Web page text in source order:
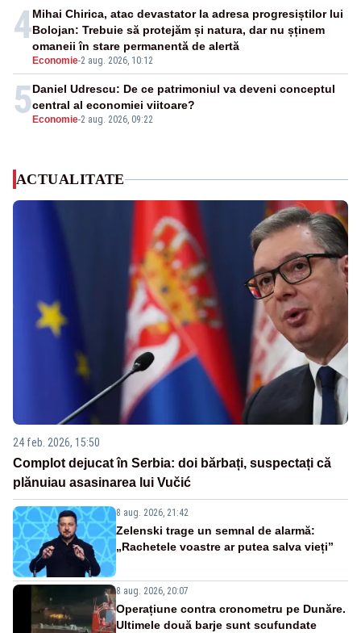
4
Economie-2 aug. 2026, 10:12
Mihai Chirica, atac devastator la adresa progresiștilor lui
Bolojan: Trebuie să protejăm și natura, dar nu șținem
omaneii în stare permanentă de alertă
5 Economie-2 aug. 2026, 09:22
Daniel Udrescu: De ce patrimoniul va deveni conceptul
central al economiei viitoare?
ACTUALITATE
24 feb. 2026, 15:50
Complot dejucat în Serbia: doi bărbați, suspectați că
plănuiau asasinarea lui Vučić
8 aug. 2026, 21:42
Zelenski trage un semnal de alarmă:
„Rachetele voastre ar putea salva vieți”
8 aug. 2026, 20:07
Operațiune contra cronometru pe Dunăre.
Ultimele două barje sunt scufundate